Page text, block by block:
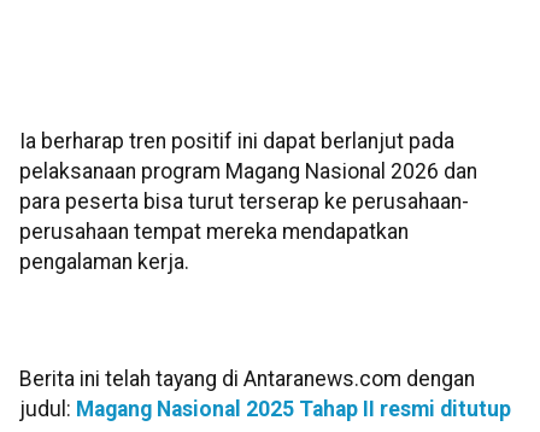
Ia berharap tren positif ini dapat berlanjut pada
pelaksanaan program Magang Nasional 2026 dan
para peserta bisa turut terserap ke perusahaan-
perusahaan tempat mereka mendapatkan
pengalaman kerja.
Berita ini telah tayang di Antaranews.com dengan
judul: Magang Nasional 2025 Tahap II resmi ditutup